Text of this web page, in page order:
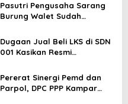
Pasutri Pengusaha Sarang
Burung Walet Sudah
Pelapor Desak Polda Jambi
Segera Lakukan Penahanan
Dugaan Jual Beli LKS di SDN
001 Kasikan Resmi
Kampar, Pemred – Pimum
Metroterkini.id Desak Usut
Kasus Ini
Pererat Sinergi Pemd dan
Parpol, DPC PPP Kampar